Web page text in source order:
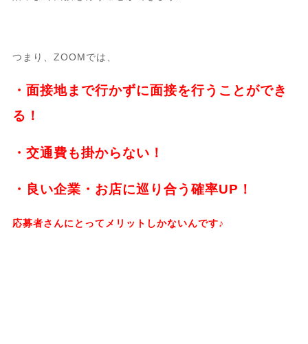
つまり、ZOOMでは、
・面接地まで行かずに面接を行うことができ
る！
・交通費も掛からない！
・良い企業・お店に巡り合う確率UP！
応募者さんにとってメリットしかないんです♪